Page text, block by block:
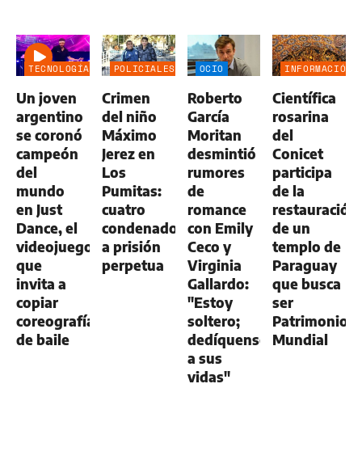
TECNOLOGÍA
Un joven
argentino
se coronó
campeón
del
mundo
en Just
Dance, el
videojuego
que
invita a
copiar
coreografías
de baile
POLICIALES
Crimen
del niño
Máximo
Jerez en
Los
Pumitas:
cuatro
condenados
a prisión
perpetua
OCIO
Roberto
García
Moritan
desmintió
rumores
de
romance
con Emily
Ceco y
Virginia
Gallardo:
"Estoy
soltero;
dedíquense
a sus
vidas"
INFORMACIÓN
Científica
rosarina
del
Conicet
participa
de la
restauración
de un
templo de
Paraguay
que busca
ser
Patrimonio
Mundial